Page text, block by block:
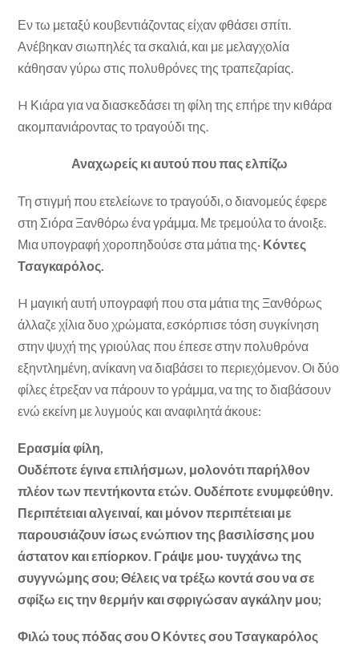
Εν τω μεταξύ κουβεντιάζοντας είχαν φθάσει σπίτι.
Ανέβηκαν σιωπηλές τα σκαλιά, και με μελαγχολία
κάθησαν γύρω στις πολυθρόνες της τραπεζαρίας.
H Κιάρα για να διασκεδάσει τη φίλη της επήρε την κι­θάρα
ακομπανιάροντας το τραγούδι της.
Αναχωρείς κι αυτού που πας ελπίζω
Τη στιγμή που ετελείωνε το τραγούδι, ο διανομεύς έφε­ρε
στη Σιόρα Ξανθόρω ένα γράμμα. Με τρεμούλα το άνοι­ξε.
Μια υπογραφή χοροπηδούσε στα μάτια της· Κόντες
Τσαγκαρόλος.
H μαγική αυτή υπογραφή που στα μάτια της Ξανθόρως
άλλαζε χίλια δυο χρώματα, εσκόρπισε τόση συγκίνη­ση
στην ψυχή της γριούλας που έπεσε στην πολυθρόνα
εξηντλημένη, ανίκανη να διαβάσει το περιεχόμενον. Οι δύο
φίλες έτρεξαν να πάρουν το γράμμα, να της το διαβάσουν
ενώ εκείνη με λυγμούς και αναφιλητά άκουε:
Ερασμία φίλη,
Ουδέποτε έγινα επιλήσμων, μολονότι παρήλθον
πλέον των πεντήκοντα ετών. Ουδέποτε ενυμφεύθην.
Περιπέτειαι αλγειναί, και μόνον περιπέτειαι με
παρουσιάζουν ίσως ε­νώπιον της βασιλίσσης μου
άστατον και επίορκον. Γράψε μου· τυγχάνω της
συγγνώμης σου; Θέλεις να τρέξω κοντά σου να σε
σφίξω εις την θερμήν και σφριγώσαν αγκάλην μου;
Φιλώ τους πόδας σου Ο Κόντες σου Τσαγκαρόλος